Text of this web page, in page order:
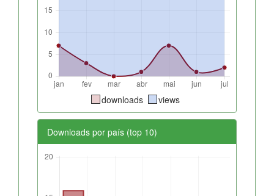
downloads views
Downloads por país (top 10)